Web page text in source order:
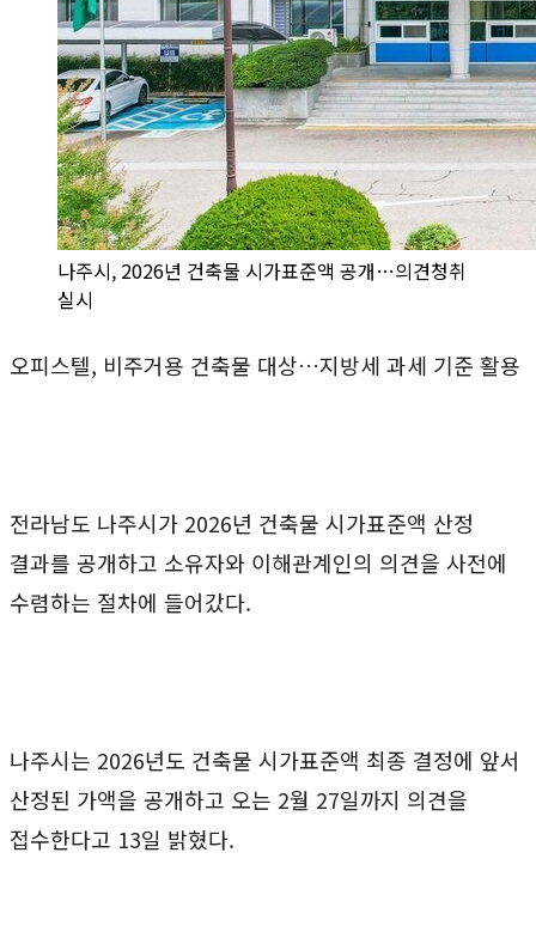
나주시, 2026년 건축물 시가표준액 공개…의견청취
실시
오피스텔, 비주거용 건축물 대상…지방세 과세 기준 활용
전라남도 나주시가 2026년 건축물 시가표준액 산정
결과를 공개하고 소유자와 이해관계인의 의견을 사전에
수렴하는 절차에 들어갔다.
나주시는 2026년도 건축물 시가표준액 최종 결정에 앞서
산정된 가액을 공개하고 오는 2월 27일까지 의견을
접수한다고 13일 밝혔다.